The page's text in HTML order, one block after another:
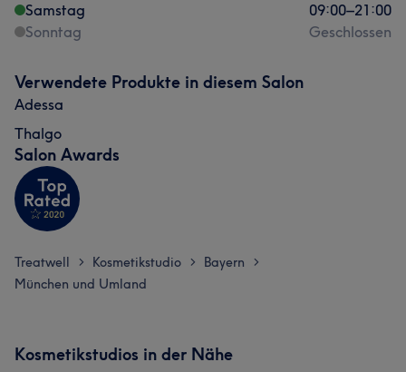
Samstag
09:00–21:00
Sonntag
Geschlossen
Verwendete Produkte in diesem Salon
Adessa
Thalgo
Salon Awards
Treatwell > Kosmetikstudio > Bayern >
München und Umland
Kosmetikstudios in der Nähe